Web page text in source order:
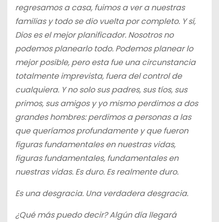
regresamos a casa, fuimos a ver a nuestras
familias y todo se dio vuelta por completo. Y sí,
Dios es el mejor planificador. Nosotros no
podemos planearlo todo. Podemos planear lo
mejor posible, pero esta fue una circunstancia
totalmente imprevista, fuera del control de
cualquiera. Y no solo sus padres, sus tíos, sus
primos, sus amigos y yo mismo perdimos a dos
grandes hombres: perdimos a personas a las
que queríamos profundamente y que fueron
figuras fundamentales en nuestras vidas,
figuras fundamentales, fundamentales en
nuestras vidas. Es duro. Es realmente duro.
Es una desgracia. Una verdadera desgracia.
¿Qué más puedo decir? Algún día llegará